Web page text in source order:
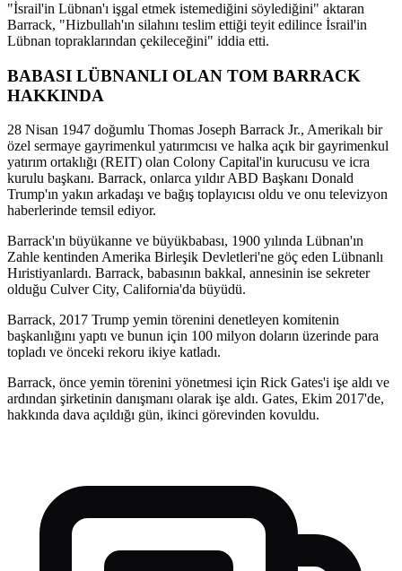
"İsrail'in Lübnan'ı işgal etmek istemediğini söylediğini" aktaran
Barrack, "Hizbullah'ın silahını teslim ettiği teyit edilince İsrail'in
Lübnan topraklarından çekileceğini" iddia etti.
BABASI LÜBNANLI OLAN TOM BARRACK
HAKKINDA
28 Nisan 1947 doğumlu Thomas Joseph Barrack Jr., Amerikalı bir
özel sermaye gayrimenkul yatırımcısı ve halka açık bir gayrimenkul
yatırım ortaklığı (REIT) olan Colony Capital'in kurucusu ve icra
kurulu başkanı. Barrack, onlarca yıldır ABD Başkanı Donald
Trump'ın yakın arkadaşı ve bağış toplayıcısı oldu ve onu televizyon
haberlerinde temsil ediyor.
Barrack'ın büyükanne ve büyükbabası, 1900 yılında Lübnan'ın
Zahle kentinden Amerika Birleşik Devletleri'ne göç eden Lübnanlı
Hıristiyanlardı. Barrack, babasının bakkal, annesinin ise sekreter
olduğu Culver City, California'da büyüdü.
Barrack, 2017 Trump yemin törenini denetleyen komitenin
başkanlığını yaptı ve bunun için 100 milyon doların üzerinde para
topladı ve önceki rekoru ikiye katladı.
Barrack, önce yemin törenini yönetmesi için Rick Gates'i işe aldı ve
ardından şirketinin danışmanı olarak işe aldı. Gates, Ekim 2017'de,
hakkında dava açıldığı gün, ikinci görevinden kovuldu.